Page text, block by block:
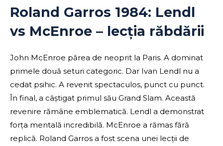
Roland Garros 1984: Lendl
vs McEnroe – lecția răbdării
John McEnroe părea de neoprit la Paris. A dominat
primele două seturi categoric. Dar Ivan Lendl nu a
cedat psihic. A revenit spectaculos, punct cu punct.
În final, a câștigat primul său Grand Slam. Această
revenire rămâne emblematică. Lendl a demonstrat
forța mentală incredibilă. McEnroe a rămas fără
replică. Roland Garros a fost scena unei lecții de